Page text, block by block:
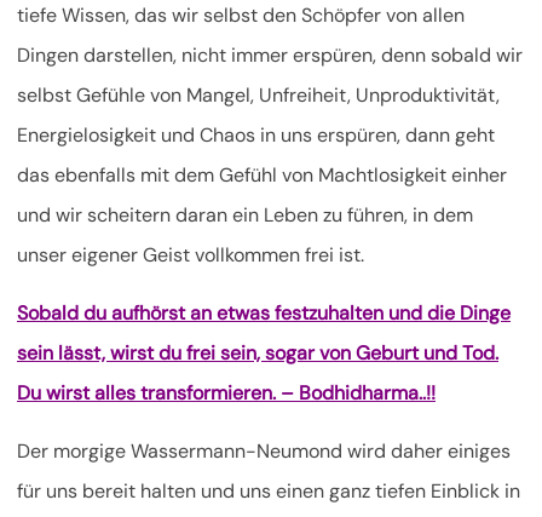
tiefe Wissen, das wir selbst den Schöpfer von allen
Dingen darstellen, nicht immer erspüren, denn sobald wir
selbst Gefühle von Mangel, Unfreiheit, Unproduktivität,
Energielosigkeit und Chaos in uns erspüren, dann geht
das ebenfalls mit dem Gefühl von Machtlosigkeit einher
und wir scheitern daran ein Leben zu führen, in dem
unser eigener Geist vollkommen frei ist.
Sobald du aufhörst an etwas festzuhalten und die Dinge
sein lässt, wirst du frei sein, sogar von Geburt und Tod.
Du wirst alles transformieren. – Bodhidharma..!!
Der morgige Wassermann-Neumond wird daher einiges
für uns bereit halten und uns einen ganz tiefen Einblick in